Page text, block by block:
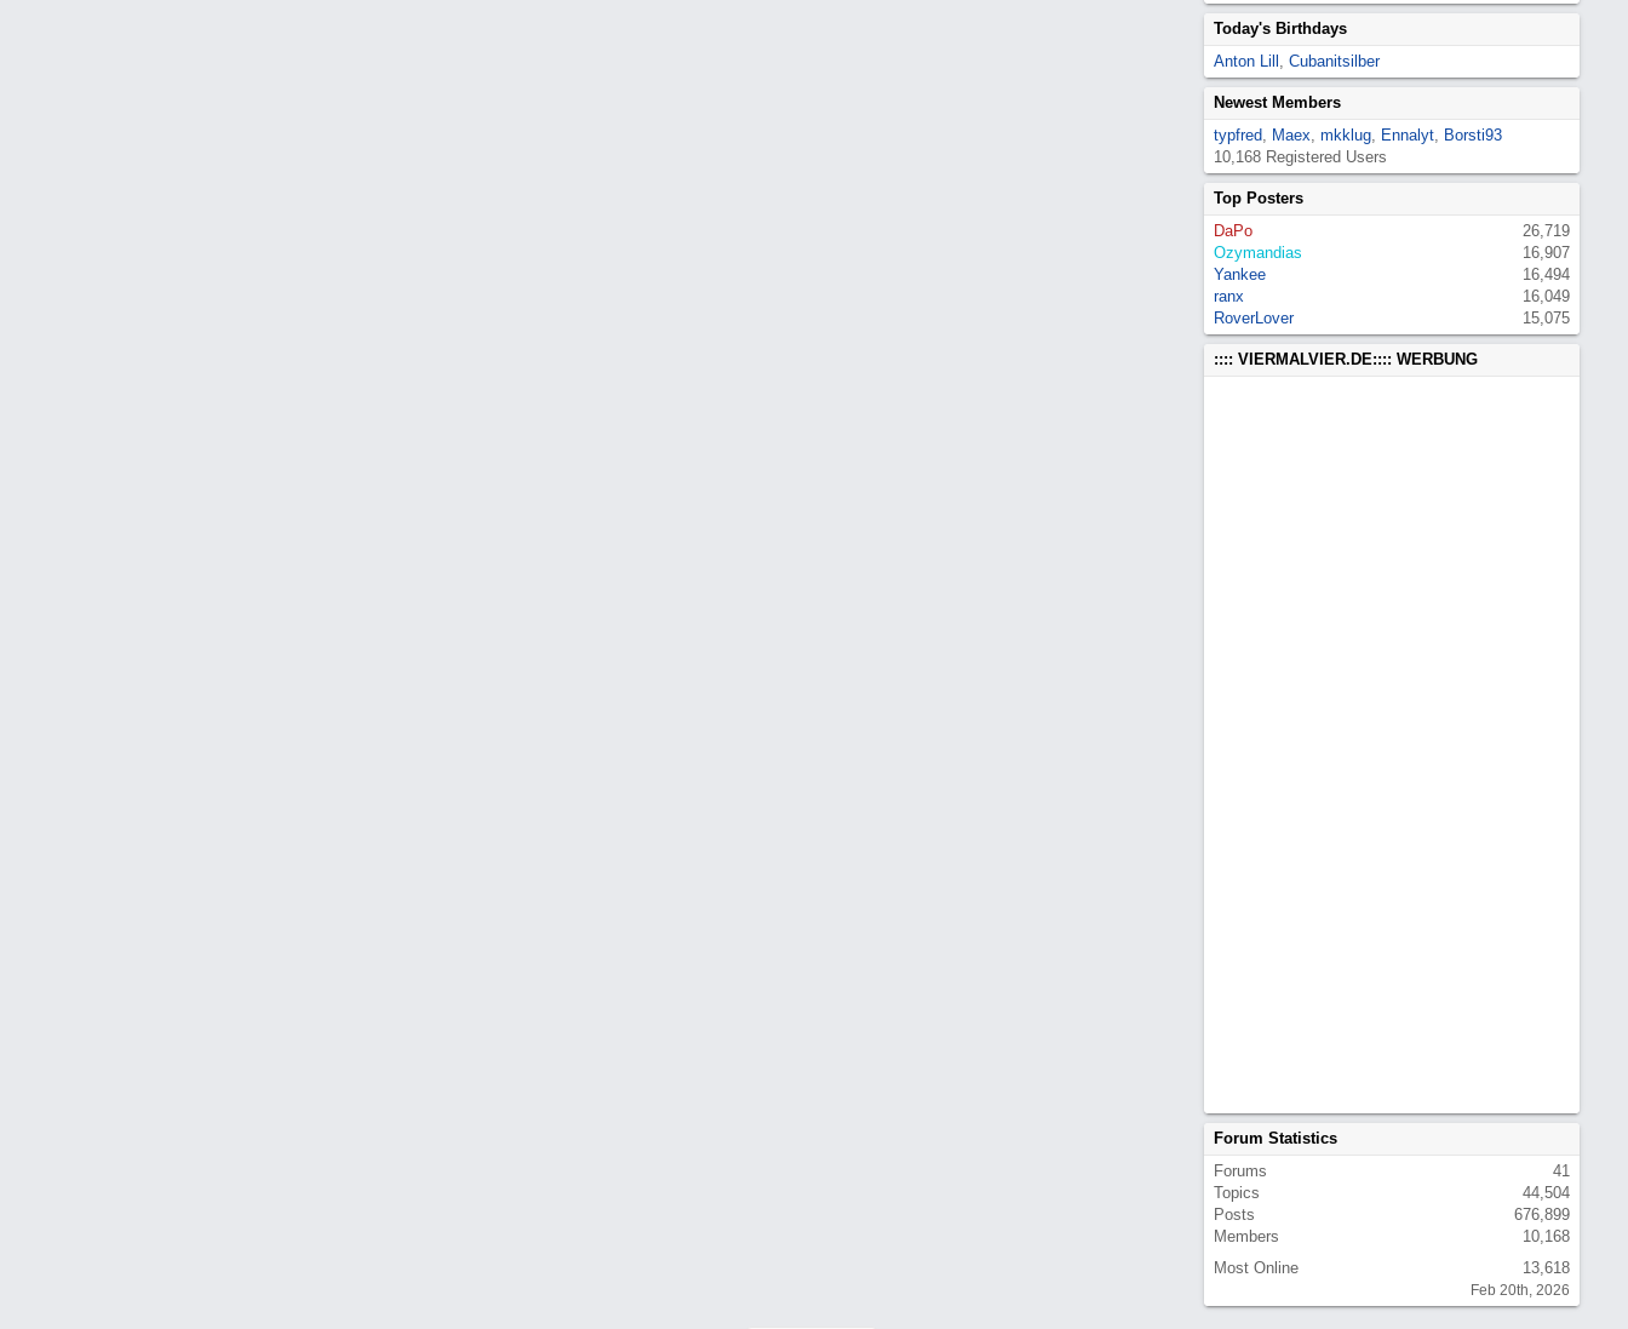
Today's Birthdays
Anton Lill , Cubanitsilber
Newest Members
typfred, Maex, mkklug, Ennalyt, Borsti93
10,168 Registered Users
Top Posters
DaPo
26,719
Ozymandias
16,907
Yankee
16,494
ranx
16,049
RoverLover
15,075
:::: VIERMALVIER.DE:::: WERBUNG
Forum Statistics
Forums
41
Topics
44,504
Posts
676,899
Members
10,168
Most Online
13,618
Feb 20th, 2026